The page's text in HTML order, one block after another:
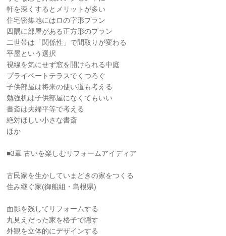
軒を深くするとメリットが多い
住宅密集地にはロの字形プラン
四隅に部屋がある正方形のプラン
二世帯は「関係性」で間取りが変わる
平屋という選択
視線を気にせず窓を開けられる中庭
プライベートテラスでくつろぐ
子供部屋は将来の使い道も考える
勉強机は子供部屋になくてもいい
書斎は夫婦平等で考える
絶対ほしい小さな書斎
ほか
■3章 古いを楽しむリフォームアイディア
古民家を生かしていまどきの家をつくる
住み継ぐ家(御船組・島根県)
面影を残してリフォームする
丸見えだった家を格子で隠す
外観を立体的にデザインする